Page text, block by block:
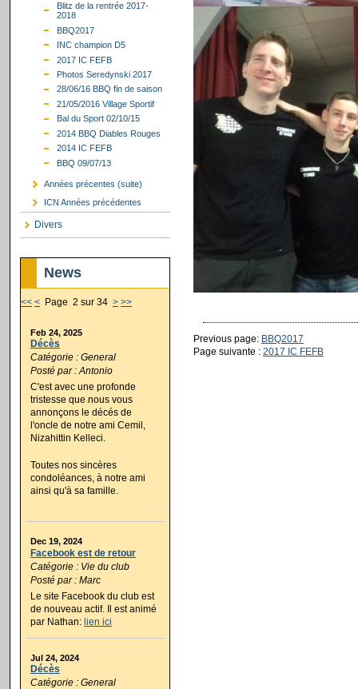
Blitz de la rentrée 2017-
2018
BBQ2017
INC champion D5
2017 IC FEFB
Photos Seredynski 2017
28/06/16 BBQ fin de saison
21/05/2016 Village Sportif
Bal du Sport 02/10/15
2014 BBQ Diables Rouges
2014 IC FEFB
BBQ 09/07/13
Années précentes (suite)
ICN Années précédentes
Divers
News
<< < Page 2 sur 34 > >>
Feb 24, 2025
Décès
Catégorie : General
Posté par : Antonio
C'est avec une profonde
tristesse que nous vous
annonçons le décés de
l'oncle de notre ami Cemil,
Nizahittin Kelleci.
Toutes nos sincères
condoléances, à notre ami
ainsi qu'à sa famille.
Dec 19, 2024
Facebook est de retour
Catégorie : Vie du club
Posté par : Marc
Le site Facebook du club est
de nouveau actif. Il est animé
par Nathan: lien ici
Jul 24, 2024
Décès
Catégorie : General
Previous page: BBQ2017
Page suivante : 2017 IC FEFB